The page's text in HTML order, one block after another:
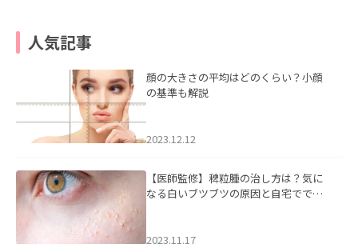
人気記事
顔の大きさの平均はどのくらい？小顔
の基準も解説
2023.12.12
【医師監修】稗粒腫の治し方は？気に
なる白いブツブツの原因と自宅ででき
2023.11.17